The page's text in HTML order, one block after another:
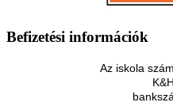
Befizetési információk
Az iskola